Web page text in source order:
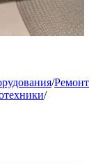
/Ремонт
/